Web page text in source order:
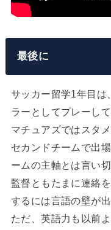
最後に
サッカー留学1年目は
ラーとしてプレーし
マチュアズではスタ
セカンドチームで出
ームの主軸とは言い切
監督ともたまに連絡
するには言語の壁が出
ただ、英語力も以前